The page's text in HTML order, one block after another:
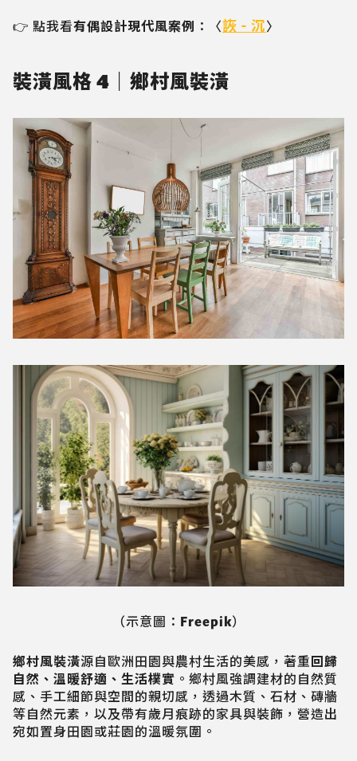
👉 點我看有偶設計現代風案例 ：〈詼 - 沉〉
裝潢風格 4｜鄉村風裝潢
（示意圖：Freepik）
鄉村風裝潢源自歐洲田園與農村生活的美感，著重回歸
自然、溫暖舒適、生活樸實 。鄉村風強調建材的自然質
感、手工細節與空間的親切感，透過木質、石材、磚牆
等自然元素，以及帶有歲月痕跡的家具與裝飾，營造出
宛如置身田園或莊園的溫暖氛圍。